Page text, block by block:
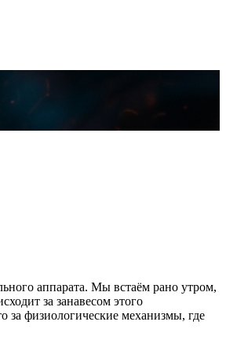
аппарата. Мы встаём рано утром,
за занавесом этого
за физиологические механизмы, где